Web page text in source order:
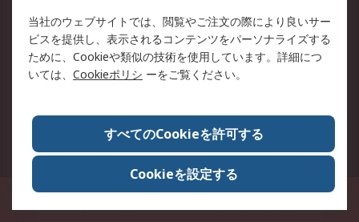
RSについて
会社概要
採用情報
プレスリリース＆お知ら
コーポレートサイト
全世界のRS
RSの歴史
ESGへの取り組み（英語）
認証について
〒240-0005 神奈川県横浜市保土ヶ谷区神戸町134番地 横浜ビジネスパーク ウ
当社のウェブサイトでは、閲覧やご注文の際により良いサー
ビスを提供し、表示されるコンテンツをパーソナライズする
ために、Cookieや類似の技術を使用しています。詳細につ
いては、 Cookieポリシ ーをご覧ください。
すべてのCookieを許可する
Cookieを設定する